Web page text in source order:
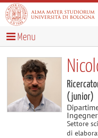
Menu
(junior)
Settore
di